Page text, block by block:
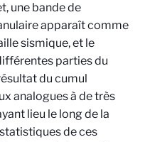
une bande de
apparaît comme
sismique, et le
parties du
du cumul
analogues à de très
lieu le long de la
de ces